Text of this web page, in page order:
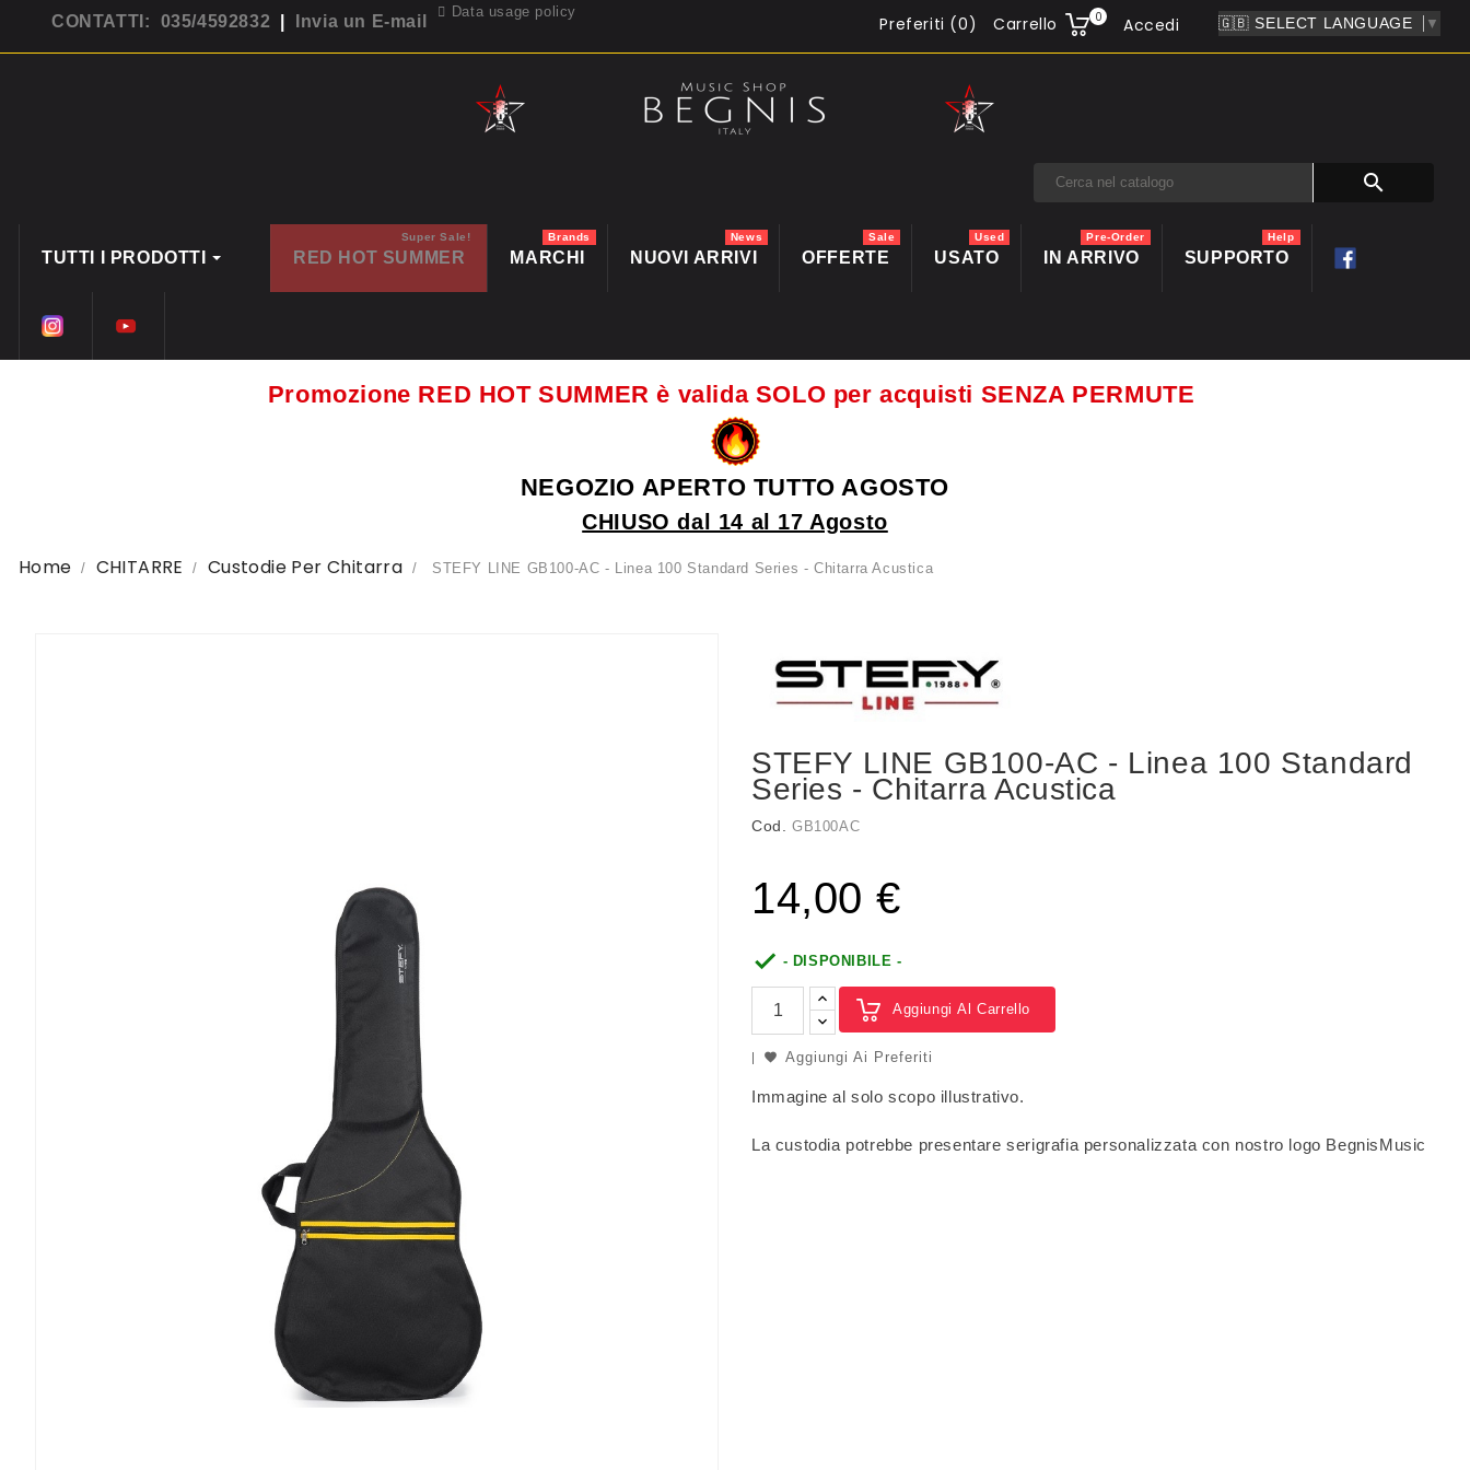
CONTATTI: 035/4592832 Invia un E-mail
Data usage policy
Preferiti (0) Carrello 0 ▼
Accedi

TUTTI I PRODOTTI RED HOT SUMMER
Super Sale!
MARCHI
Brands
NUOVI ARRIVI
News
OFFERTE
Sale
USATO
Used
IN ARRIVO
Pre-Order
SUPPORTO
Help
Promozione RED HOT SUMMER è valida SOLO per acquisti SENZA PERMUTE
NEGOZIO APERTO TUTTO AGOSTO
CHIUSO dal 14 al 17 Agosto
Home CHITARRE Custodie Per Chitarra STEFY LINE GB100-AC - Linea 100 Standard Series - Chitarra Acustica
STEFY LINE GB100-AC - Linea 100 Standard
Series - Chitarra Acustica
Cod. GB100AC
14,00 €
 - DISPONIBILE -
Aggiungi Al Carrello
Aggiungi Ai Preferiti
Immagine al solo scopo illustrativo.
La custodia potrebbe presentare serigrafia personalizzata con nostro logo BegnisMusic